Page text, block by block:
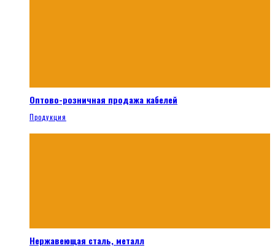
Оптово-розничная продажа кабелей
Продукция
Нержавеющая сталь, металл